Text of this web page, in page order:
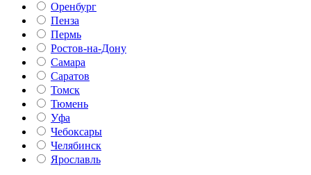
Оренбург
Пенза
Пермь
Ростов-на-Дону
Самара
Саратов
Томск
Тюмень
Уфа
Чебоксары
Челябинск
Ярославль